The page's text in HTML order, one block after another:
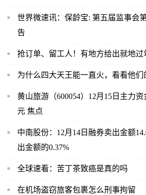
世界微速讯：保龄宝: 第五届监事会
告
抢订单、留工人！有地方给出就地
为什么四大天王能一直火，看看他们
黄山旅游（600054）12月15日主力资
元 焦点
中南股份：12月14日融券卖出金额
出金额的0.37%
全球速看：苦丁茶致癌是真的吗
在机场盗窃旅客包裹怎么刑事拘留